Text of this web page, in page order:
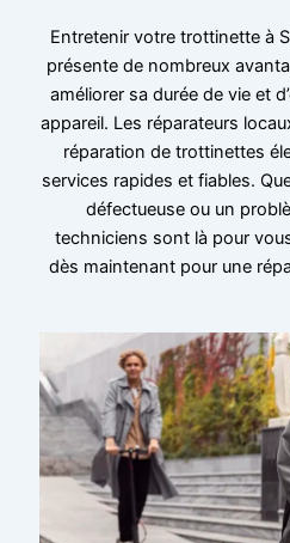
Entretenir votre trottinette à
présente de nombreux
améliorer sa durée de vie et
appareil. Les réparateurs
réparation de trottinettes
services rapides et fiables.
défectueuse ou un
techniciens sont là pour
dès maintenant pour une